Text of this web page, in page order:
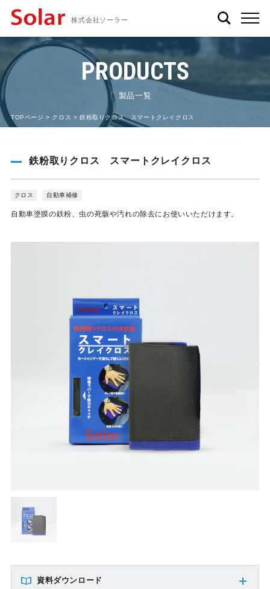
株式会社ソーラー
PRODUCTS
製品一覧
TOPページ > クロス > 鉄粉取りクロス スマートクレイクロス
鉄粉取りクロス スマートクレイクロス
クロス 自動車補修
自動車塗膜の鉄粉、虫の死骸や汚れの除去にお使いいただけます。
資料ダウンロード